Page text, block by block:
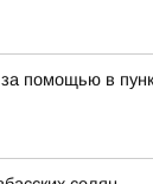
помощью в